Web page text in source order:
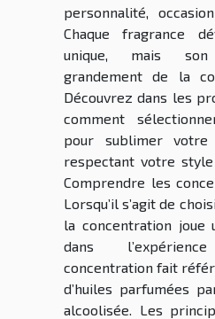
personnalité,
Chaque fragrance
unique, mais
grandement de la
Découvrez dans les
comment
pour sublimer
respectant votre
Comprendre les
Lorsqu’il s’agit de
la concentration joue
dans
concentration fait
d’huiles parfumées
alcoolisée. Les